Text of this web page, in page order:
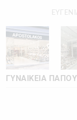
ΓΥΝΑΙΚΕΙΑ